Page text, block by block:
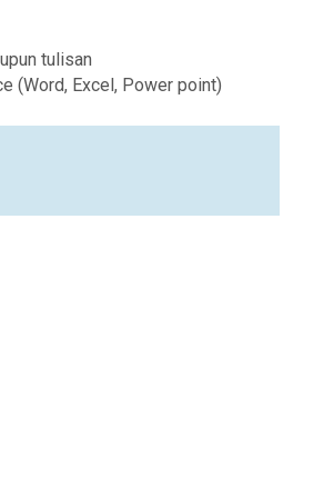
tulisan
(Word, Excel, Power point)